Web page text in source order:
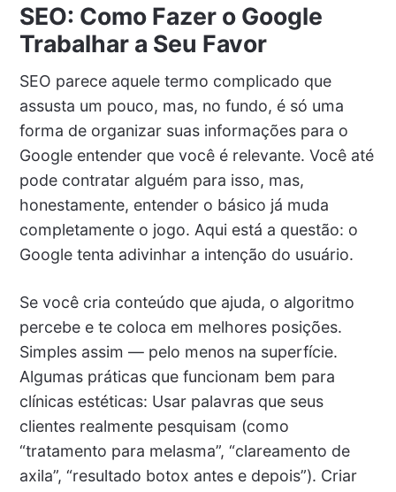
SEO: Como Fazer o Google
Trabalhar a Seu Favor
SEO parece aquele termo complicado que
assusta um pouco, mas, no fundo, é só uma
forma de organizar suas informações para o
Google entender que você é relevante. Você até
pode contratar alguém para isso, mas,
honestamente, entender o básico já muda
completamente o jogo. Aqui está a questão: o
Google tenta adivinhar a intenção do usuário.
Se você cria conteúdo que ajuda, o algoritmo
percebe e te coloca em melhores posições.
Simples assim — pelo menos na superfície.
Algumas práticas que funcionam bem para
clínicas estéticas: Usar palavras que seus
clientes realmente pesquisam (como
“tratamento para melasma”, “clareamento de
axila”, “resultado botox antes e depois”). Criar